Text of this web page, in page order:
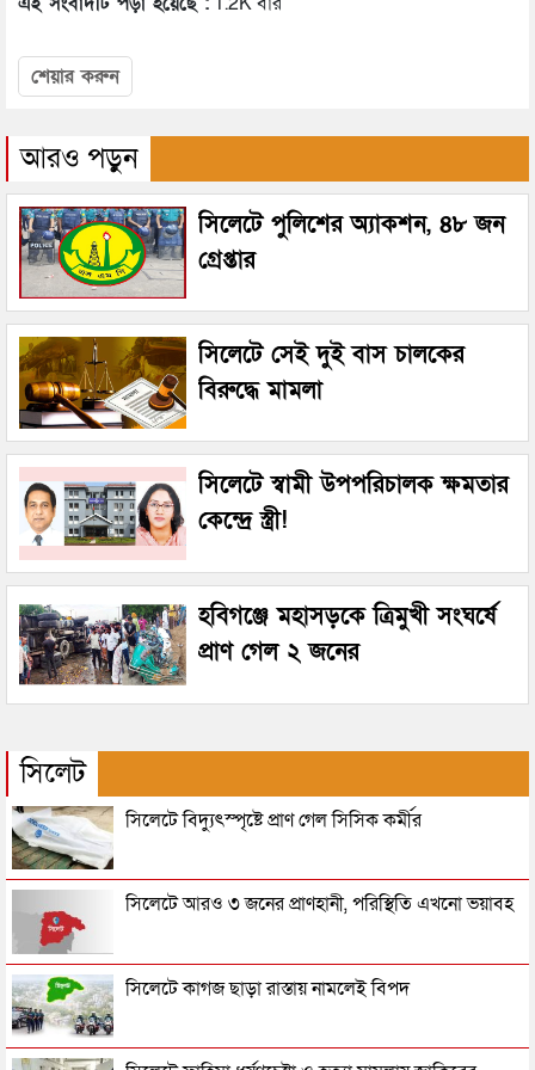
শেয়ার করুন
আরও পড়ুন
সিলেটে পুলিশের অ্যাকশন, ৪৮ জন
গ্রেপ্তার
সিলেটে সেই দুই বাস চালকের
বিরুদ্ধে মামলা
সিলেটে স্বামী উপপরিচালক ক্ষমতার
কেন্দ্রে স্ত্রী!
হবিগঞ্জে মহাসড়কে ত্রিমুখী সংঘর্ষে
প্রাণ গেল ২ জনের
সিলেট
সিলেটে বিদ্যুৎস্পৃষ্টে প্রাণ গেল সিসিক কর্মীর
সিলেটে আরও ৩ জনের প্রাণহানী, পরিস্থিতি এখনো ভয়াবহ
সিলেটে কাগজ ছাড়া রাস্তায় নামলেই বিপদ